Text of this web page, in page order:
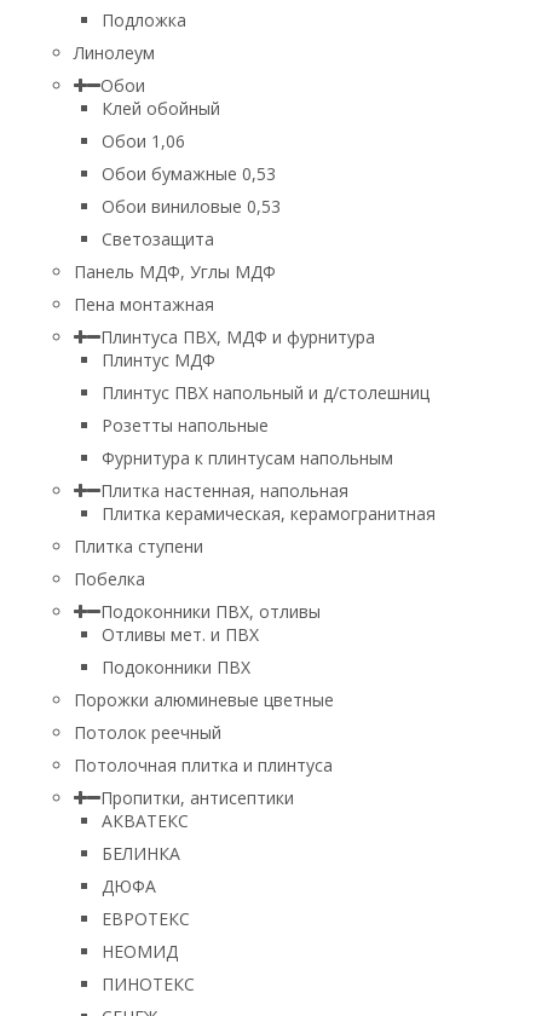
Подложка
Линолеум
Обои
Клей обойный
Обои 1,06
Обои бумажные 0,53
Обои виниловые 0,53
Светозащита
Панель МДФ, Углы МДФ
Пена монтажная
Плинтуса ПВХ, МДФ и фурнитура
Плинтус МДФ
Плинтус ПВХ напольный и д/столешниц
Розетты напольные
Фурнитура к плинтусам напольным
Плитка настенная, напольная
Плитка керамическая, керамогранитная
Плитка ступени
Побелка
Подоконники ПВХ, отливы
Отливы мет. и ПВХ
Подоконники ПВХ
Порожки алюминевые цветные
Потолок реечный
Потолочная плитка и плинтуса
Пропитки, антисептики
АКВАТЕКС
БЕЛИНКА
ДЮФА
ЕВРОТЕКС
НЕОМИД
ПИНОТЕКС